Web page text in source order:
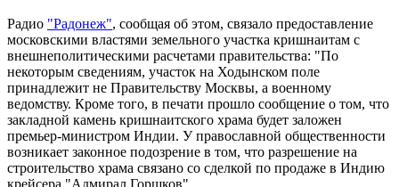
Радио "Радонеж", сообщая об этом, связало предоставление
московскими властями земельного участка кришнаитам с
внешнеполитическими расчетами правительства: "По
некоторым сведениям, участок на Ходынском поле
принадлежит не Правительству Москвы, а военному
ведомству. Кроме того, в печати прошло сообщение о том, что
закладной камень кришнаитского храма будет заложен
премьер-министром Индии. У православной общественности
возникает законное подозрение в том, что разрешение на
строительство храма связано со сделкой по продаже в Индию
крейсера "Адмирал Горшков".